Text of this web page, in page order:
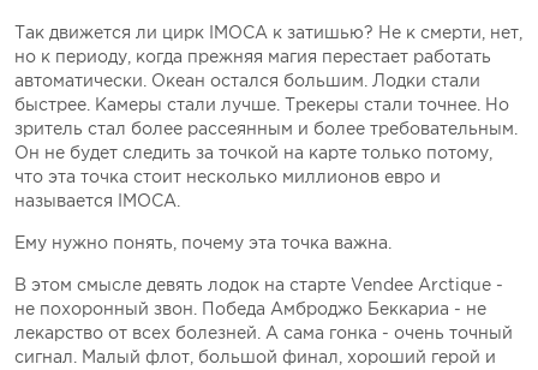
Так движется ли цирк IMOCA к затишью? Не к смерти, нет,
но к периоду, когда прежняя магия перестает работать
автоматически. Океан остался большим. Лодки стали
быстрее. Камеры стали лучше. Трекеры стали точнее. Но
зритель стал более рассеянным и более требовательным.
Он не будет следить за точкой на карте только потому,
что эта точка стоит несколько миллионов евро и
называется IMOCA.
Ему нужно понять, почему эта точка важна.
В этом смысле девять лодок на старте Vendеe Arctique -
не похоронный звон. Победа Амброджо Беккариа - не
лекарство от всех болезней. А сама гонка - очень точный
сигнал. Малый флот, большой финал, хороший герой и